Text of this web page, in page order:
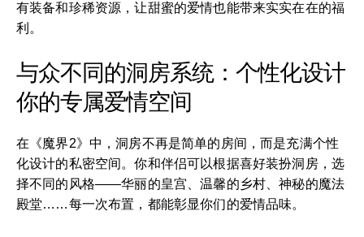
有装备和珍稀资源，让甜蜜的爱情也能带来实实在在的福
利。
与众不同的洞房系统：个性化设计
你的专属爱情空间
在《魔界2》中，洞房不再是简单的房间，而是充满个性
化设计的私密空间。你和伴侣可以根据喜好装扮洞房，选
择不同的风格——华丽的皇宫、温馨的乡村、神秘的魔法
殿堂……每一次布置，都能彰显你们的爱情品味。